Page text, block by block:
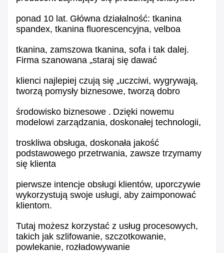
ponad 10 lat. Główna działalność: tkanina
spandex, tkanina fluorescencyjna, velboa
tkanina, zamszowa tkanina, sofa i tak dalej.
Firma szanowana „staraj się dawać
klienci najlepiej czują się „uczciwi, wygrywają,
tworzą pomysły biznesowe, tworzą dobro
środowisko biznesowe . Dzięki nowemu
modelowi zarządzania, doskonałej technologii,
troskliwa obsługa, doskonała jakość
podstawowego przetrwania, zawsze trzymamy
się klienta
pierwsze intencje obsługi klientów, uporczywie
wykorzystują swoje usługi, aby zaimponować
klientom.
Tutaj możesz korzystać z usług procesowych,
takich jak szlifowanie, szczotkowanie,
powlekanie, rozładowywanie